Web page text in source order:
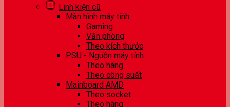
Linh kiện cũ
Màn hình máy tính
Gaming
Văn phòng
Theo kích thước
PSU - Nguồn máy tính
Theo hãng
Theo công suất
Mainboard AMD
Theo socket
Theo hãng